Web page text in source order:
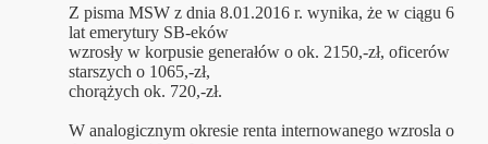
Z pisma MSW z dnia 8.01.2016 r. wynika, że w ciągu 6
lat emerytury SB-eków
wzrosły w korpusie generałów o ok. 2150,-zł, oficerów
starszych o 1065,-zł,
chorążych ok. 720,-zł.
W analogicznym okresie renta internowanego wzrosla o
i Janusza Olewińskiego